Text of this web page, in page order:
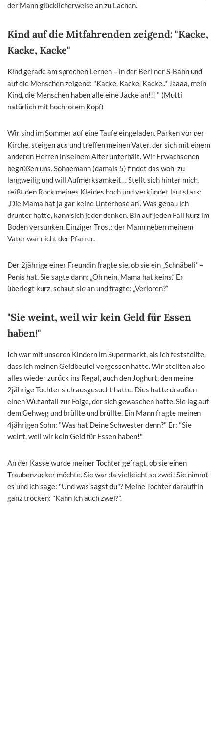
der Mann glücklicherweise an zu Lachen.
Kind auf die Mitfahrenden zeigend: "Kacke,
Kacke, Kacke"
Kind gerade am sprechen Lernen – in der Berliner S-Bahn und
auf die Menschen zeigend: "Kacke, Kacke, Kacke.." Jaaaa, mein
Kind, die Menschen haben alle eine Jacke an!!! " (Mutti
natürlich mit hochrotem Kopf)
Wir sind im Sommer auf eine Taufe eingeladen. Parken vor der
Kirche, steigen aus und treffen meinen Vater, der sich mit einem
anderen Herren in seinem Alter unterhält. Wir Erwachsenen
begrüßen uns. Sohnemann (damals 5) findet das wohl zu
langweilig und will Aufmerksamkeit… Stellt sich hinter mich,
reißt den Rock meines Kleides hoch und verkündet lautstark:
„Die Mama hat ja gar keine Unterhose an“. Was genau ich
drunter hatte, kann sich jeder denken. Bin auf jeden Fall kurz im
Boden versunken. Einziger Trost: der Mann neben meinem
Vater war nicht der Pfarrer.
Der 2jährige einer Freundin fragte sie, ob sie ein „Schnäbeli“ =
Penis hat. Sie sagte dann: „Oh nein, Mama hat keins.“ Er
überlegt kurz, schaut sie an und fragte: „Verloren?“
"Sie weint, weil wir kein Geld für Essen
haben!"
Ich war mit unseren Kindern im Supermarkt, als ich feststellte,
dass ich meinen Geldbeutel vergessen hatte. Wir stellten also
alles wieder zurück ins Regal, auch den Joghurt, den meine
2jährige Tochter sich ausgesucht hatte. Dies hatte draußen
einen Wutanfall zur Folge, der sich gewaschen hatte. Sie lag auf
dem Gehweg und brüllte und brüllte. Ein Mann fragte meinen
4jährigen Sohn: "Was hat Deine Schwester denn?" Er: "Sie
weint, weil wir kein Geld für Essen haben!"
An der Kasse wurde meiner Tochter gefragt, ob sie einen
Traubenzucker möchte. Sie war da vielleicht so zwei! Sie nimmt
es und ich sage: "Und was sagst du"? Meine Tochter daraufhin
ganz trocken: "Kann ich auch zwei?".